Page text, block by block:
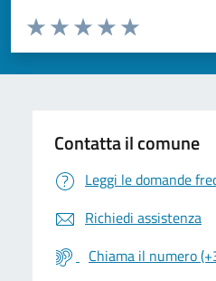
Valuta da 1 a 5 stelle la pagina
Valuta 5 stelle
Valuta 4 stelle su 5
Valuta 3 stelle su 5
Valuta 2 stelle su 5
Valuta 1 stelle su 5
Contatta il comune
Leggi le domande
Richiedi assistenza
Chiama il numero